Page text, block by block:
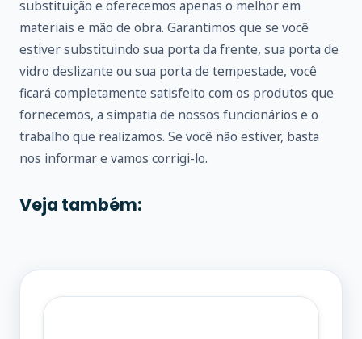
substituição e oferecemos apenas o melhor em
materiais e mão de obra. Garantimos que se você
estiver substituindo sua porta da frente, sua porta de
vidro deslizante ou sua porta de tempestade, você
ficará completamente satisfeito com os produtos que
fornecemos, a simpatia de nossos funcionários e o
trabalho que realizamos. Se você não estiver, basta
nos informar e vamos corrigi-lo.
Veja também: